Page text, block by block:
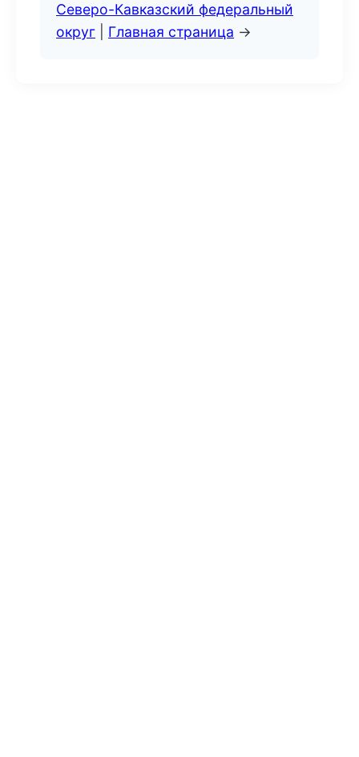
Северо-Кавказский федеральный
округ
Главная страница →